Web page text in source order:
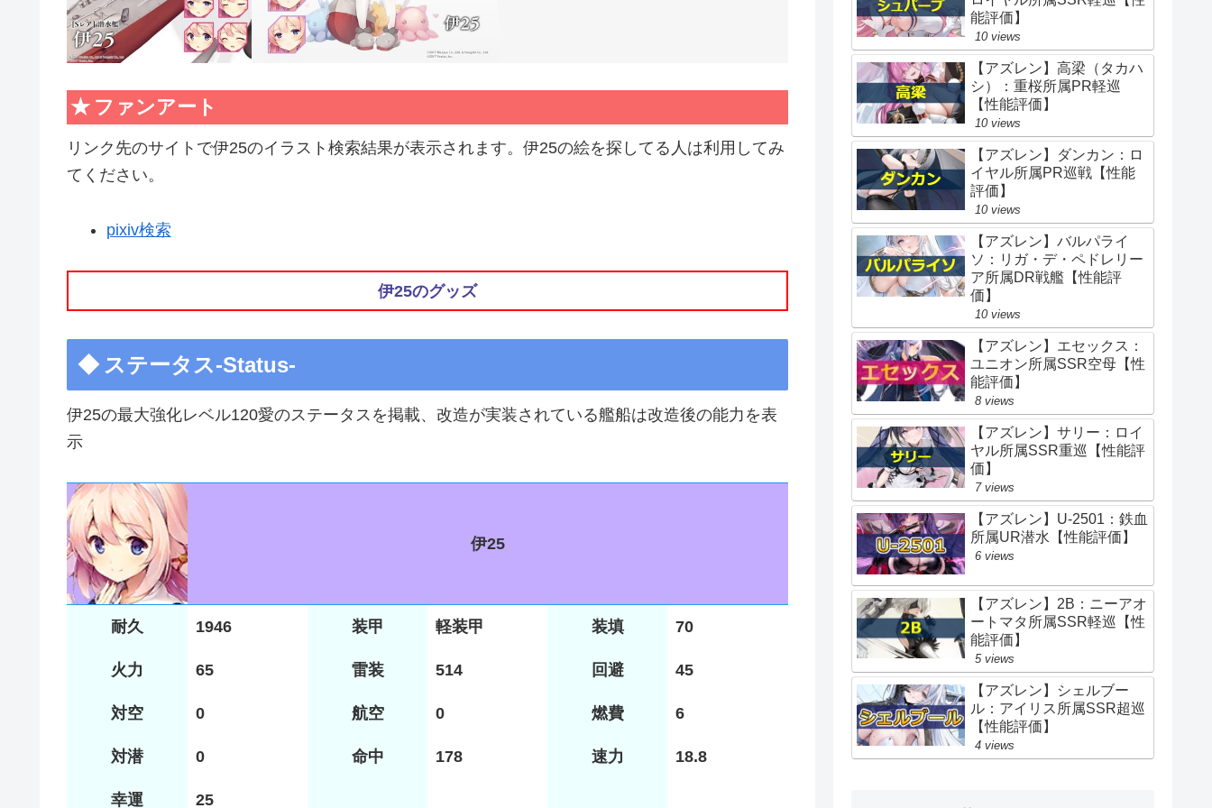
ファンアート
リンク先のサイトで伊25のイラスト検索結果が表示されます。伊25の絵を探してる人は利用してみ
てください。
pixiv検索
伊25のグッズ
ステータス-Status-
伊25の最大強化レベル120愛のステータスを掲載、改造が実装されている艦船は改造後の能力を表
示
伊25
耐久 1946 装甲 軽装甲 装填 70
火力 65 雷装 514 回避 45
対空 0 航空 0 燃費 6
対潜 0 命中 178 速力 18.8
幸運 25
能評価】
10 views
【アズレン】高梁（タカハ
シ）：重桜所属PR軽巡
【性能評価】
10 views
【アズレン】ダンカン：ロ
イヤル所属PR巡戦【性能
評価】
10 views
【アズレン】バルパライ
ソ：リガ・デ・ペドレリー
ア所属DR戦艦【性能評
価】
10 views
【アズレン】エセックス：
ユニオン所属SSR空母【性
能評価】
8 views
【アズレン】サリー：ロイ
ヤル所属SSR重巡【性能評
価】
7 views
【アズレン】U-2501：鉄血
所属UR潜水【性能評価】
6 views
【アズレン】2B：ニーアオ
ートマタ所属SSR軽巡【性
能評価】
5 views
【アズレン】シェルブー
ル：アイリス所属SSR超巡
【性能評価】
4 views